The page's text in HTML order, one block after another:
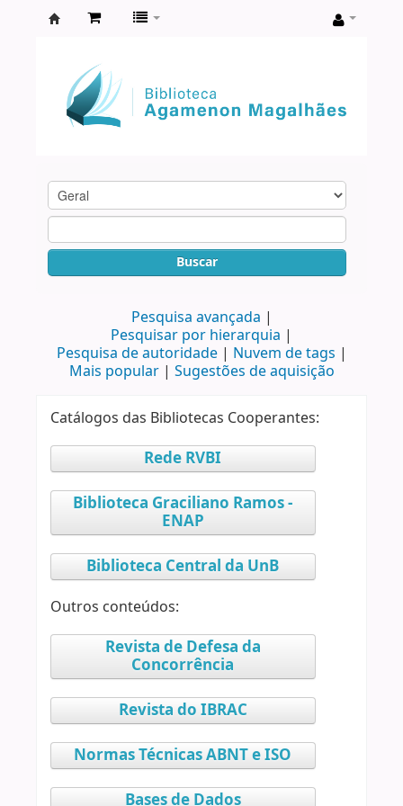
Agamenon
Magalhães
Buscar
Pesquisa avançada
Pesquisar por hierarquia
Pesquisa de autoridade
Nuvem de tags
Mais popular
Sugestões de aquisição
Catálogos das Bibliotecas Cooperantes:
Rede RVBI
Biblioteca Graciliano Ramos -
ENAP
Biblioteca Central da UnB
Outros conteúdos:
Revista de Defesa da
Concorrência
Revista do IBRAC
Normas Técnicas ABNT e ISO
Bases de Dados